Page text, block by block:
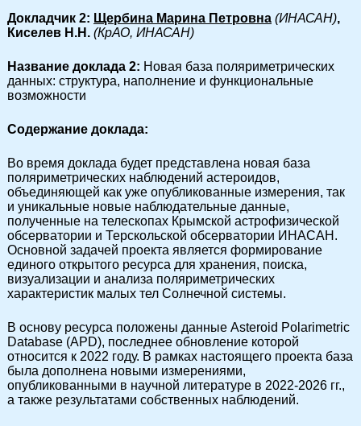
Докладчик 2: Щербина Марина Петровна (ИНАСАН),
Киселев Н.Н. (КрАО, ИНАСАН)
Название доклада 2: Новая база поляриметрических
данных: структура, наполнение и функциональные
возможности
Содержание доклада:
Во время доклада будет представлена новая база
поляриметрических наблюдений астероидов,
объединяющей как уже опубликованные измерения, так
и уникальные новые наблюдательные данные,
полученные на телескопах Крымской астрофизической
обсерватории и Терскольской обсерватории ИНАСАН.
Основной задачей проекта является формирование
единого открытого ресурса для хранения, поиска,
визуализации и анализа поляриметрических
характеристик малых тел Солнечной системы.
В основу ресурса положены данные Asteroid Polarimetric
Database (APD), последнее обновление которой
относится к 2022 году. В рамках настоящего проекта база
была дополнена новыми измерениями,
опубликованными в научной литературе в 2022-2026 гг.,
а также результатами собственных наблюдений.